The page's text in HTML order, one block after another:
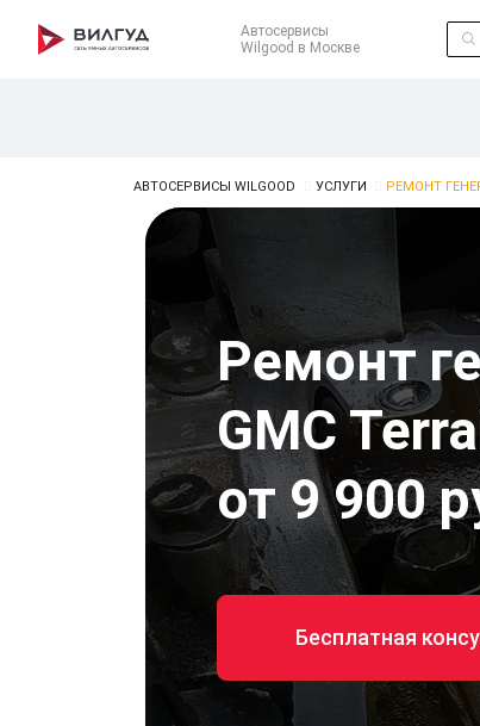
Автосервисы
Wilgood в Москве
АВТОСЕРВИСЫ WILGOOD УСЛУГИ РЕМОНТ
Ремонт
GMC
от 9 900
Бесплатная